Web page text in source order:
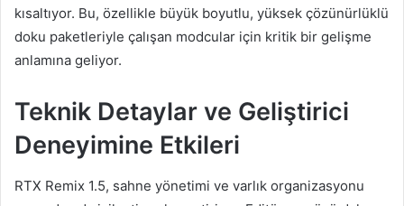
kısaltıyor. Bu, özellikle büyük boyutlu, yüksek çözünürlüklü
doku paketleriyle çalışan modcular için kritik bir gelişme
anlamına geliyor.
Teknik Detaylar ve Geliştirici
Deneyimine Etkileri
RTX Remix 1.5, sahne yönetimi ve varlık organizasyonu